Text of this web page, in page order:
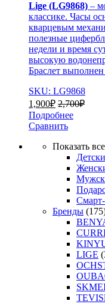
Lige (LG9868) –
классике. Часы
кварцевым
полезные
недели и время
высокую
Браслет
SKU: LG9868
1,900₽ 2,700₽
Подробнее
Сравнить
Показать
Бренды
LIGE